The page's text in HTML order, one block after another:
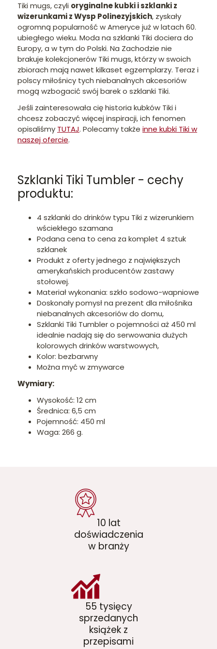
Tiki mugs, czyli oryginalne kubki i szklanki z
wizerunkami z Wysp Polinezyjskich, zyskały
ogromną popularność w Ameryce już w latach 60.
ubiegłego wieku. Moda na szklanki Tiki dociera do
Europy, a w tym do Polski. Na Zachodzie nie
brakuje kolekcjonerów Tiki mugs, którzy w swoich
zbiorach mają nawet kilkaset egzemplarzy. Teraz i
polscy miłośnicy tych niebanalnych akcesoriów
mogą wzbogacić swój barek o szklanki Tiki.
Jeśli zainteresowała cię historia kubków Tiki i
chcesz zobaczyć więcej inspiracji, ich fenomen
opisaliśmy TUTAJ. Polecamy także inne kubki Tiki w
naszej ofercie.
Szklanki Tiki Tumbler - cechy
produktu:
4 szklanki do drinków typu Tiki z wizerunkiem
wściekłego szamana
Podana cena to cena za komplet 4 sztuk
szklanek
Produkt z oferty jednego z największych
amerykańskich producentów zastawy
stołowej.
Materiał wykonania: szkło sodowo-wapniowe
Doskonały pomysł na prezent dla miłośnika
niebanalnych akcesoriów do domu,
Szklanki Tiki Tumbler o pojemności aż 450 ml
idealnie nadają się do serwowania dużych
kolorowych drinków warstwowych,
Kolor: bezbarwny
Można myć w zmywarce
Wymiary:
Wysokość: 12 cm
Średnica: 6,5 cm
Pojemność: 450 ml
Waga: 266 g.
10 lat
doświadczenia
w branży
55 tysięcy
sprzedanych
książek z
przepisami